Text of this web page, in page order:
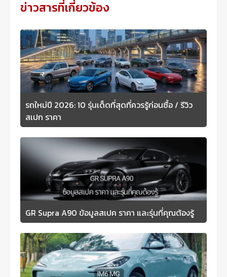
ข่าวสารที่เกี่ยวข้อง
รถใหม่ปี 2026: 10 รุ่นเด็ดที่สุดที่ควรรู้ก่อนซื้อ / รีวิว
สเปก ราคา
GR Supra A90 ข้อมูลสเปค ราคา และรุ่นที่คุณต้องรู้